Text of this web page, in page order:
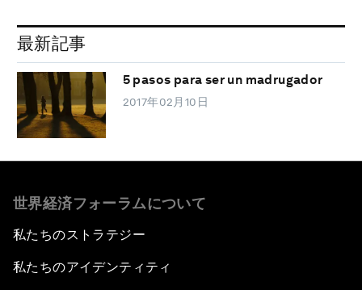
最新記事
5 pasos para ser un madrugador
2017年02月10日
世界経済フォーラムについて
私たちのストラテジー
私たちのアイデンティティ